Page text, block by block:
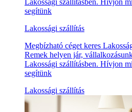
Lakossági szállításben. Hívjon
segítünk
Lakossági szállítás
Megbízható céget keres
Remek helyen jár,
Lakossági szállításben. Hívjon
segítünk
Lakossági szállítás